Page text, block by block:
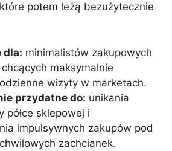
potem leżą bezużytecznie
dla: minimalistów zakupowych
maksymalnie
wizyty w marketach.
przydatne do: unikania
półce sklepowej i
impulsywnych zakupów pod
zachcianek.